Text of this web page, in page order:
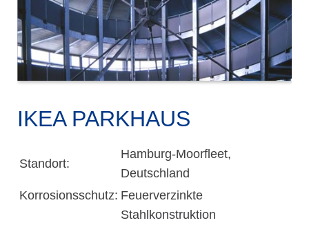
IKEA PARKHAUS
Standort:
Hamburg-Moorfleet,
Deutschland
Korrosionsschutz: Feuerverzinkte
Stahlkonstruktion